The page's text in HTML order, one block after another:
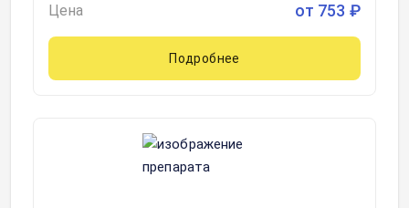
Цена от 753 ₽
Подробнее